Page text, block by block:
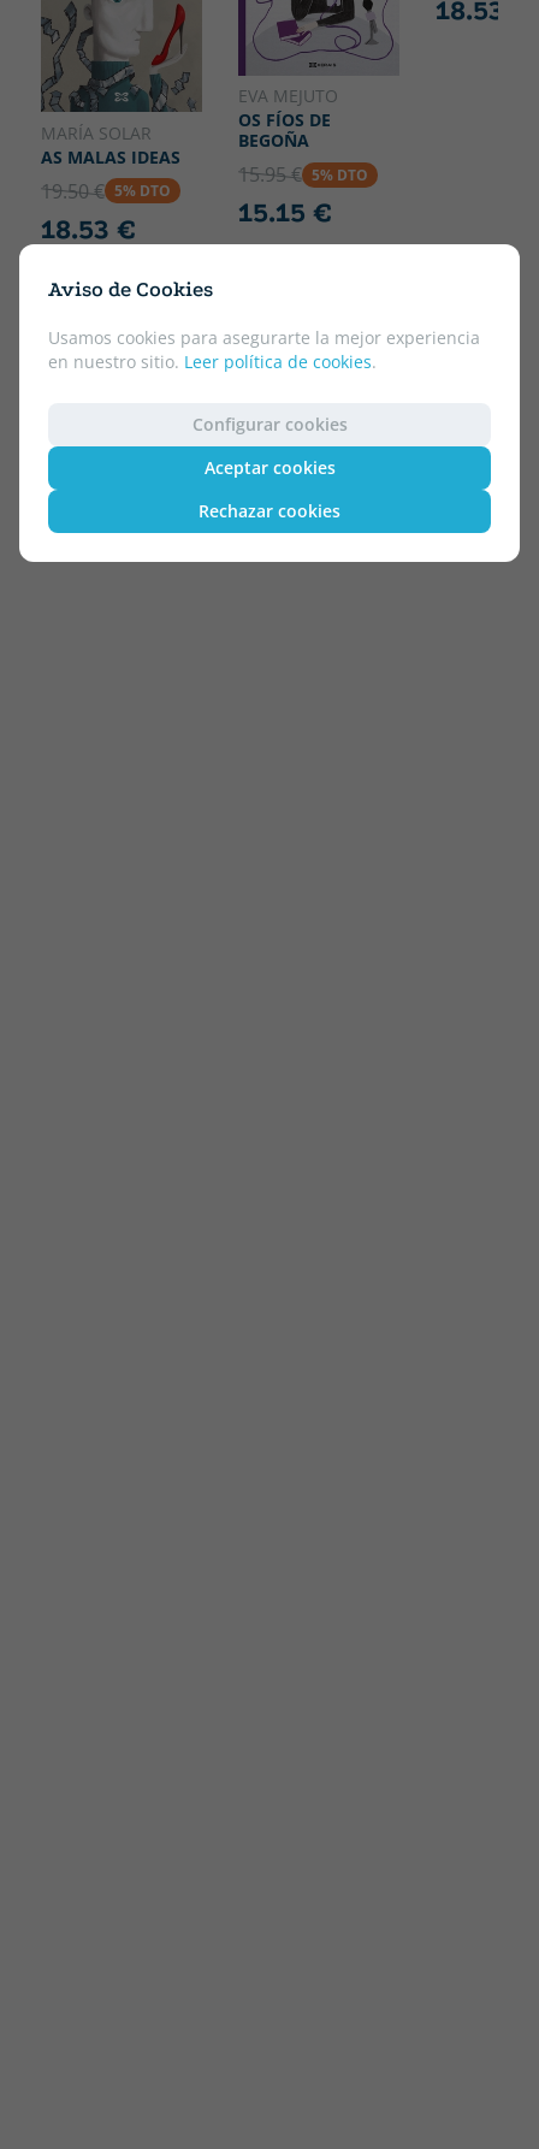
Aviso de Cookies
Usamos cookies para asegurarte la mejor experiencia
en nuestro sitio. Leer política de cookies.
Configurar cookies
Aceptar cookies
Rechazar cookies
MARÍA SOLAR
AS MALAS IDEAS
19.50 € 5% DTO
18.53 €
EVA MEJUTO
OS FÍOS DE
BEGOÑA
15.95 € 5% DTO
15.15 €
18.53 €